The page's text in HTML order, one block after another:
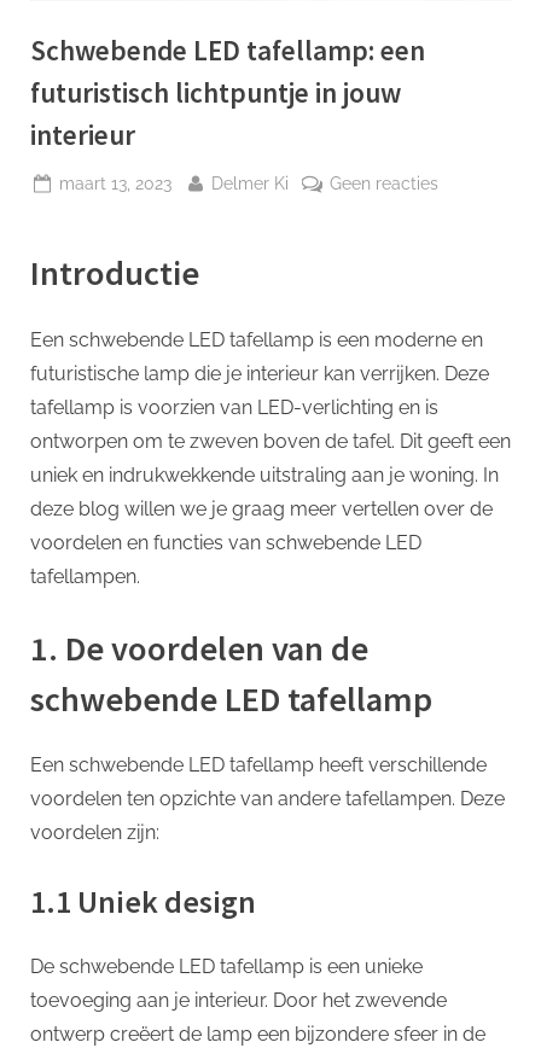
Schwebende LED tafellamp: een
futuristisch lichtpuntje in jouw
interieur
Geplaatst
maart 13, 2023 Door
Delmer Ki Geen reactiesop
lichtpuntje
in
jouw
interieur
Introductie
Een schwebende LED tafellamp is een moderne en
futuristische lamp die je interieur kan verrijken. Deze
tafellamp is voorzien van LED-verlichting en is
ontworpen om te zweven boven de tafel. Dit geeft een
uniek en indrukwekkende uitstraling aan je woning. In
deze blog willen we je graag meer vertellen over de
voordelen en functies van schwebende LED
tafellampen.
1. De voordelen van de
schwebende LED tafellamp
Een schwebende LED tafellamp heeft verschillende
voordelen ten opzichte van andere tafellampen. Deze
voordelen zijn:
1.1 Uniek design
De schwebende LED tafellamp is een unieke
toevoeging aan je interieur. Door het zwevende
ontwerp creëert de lamp een bijzondere sfeer in de